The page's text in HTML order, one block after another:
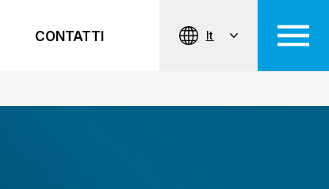
CONTATTI It